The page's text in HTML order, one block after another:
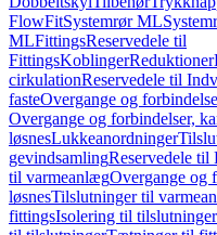
FlowFitSystemrør ML
MLFittingsReservedele til
FittingsKoblingerReduktioner
cirkulationReservedele til
fasteOvergange og
Overgange og forbindelser,
løsnesLukkeanordninger
gevindsamlingReservedele til
til varmeanlægOvergange og
løsnesTilslutninger til
fittingsIsolering til tilslutninger